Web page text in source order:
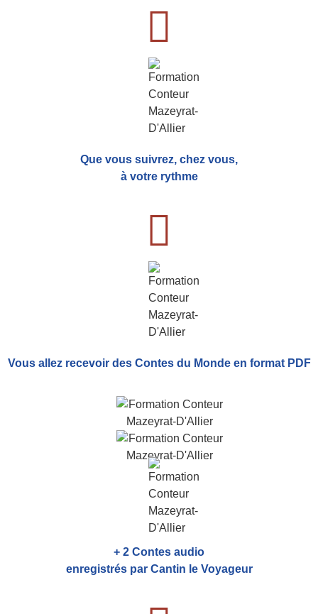
Que vous suivrez, chez vous,
à votre rythme
Vous allez recevoir des Contes du Monde en format PDF
+ 2 Contes audio
enregistrés par Cantin le Voyageur